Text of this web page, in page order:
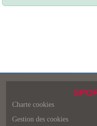
Charte cookies
Gestion des cookies